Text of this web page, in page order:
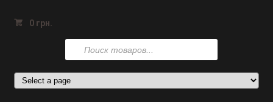
0 грн.
Поиск
товаров